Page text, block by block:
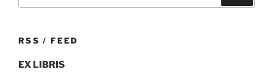
RSS / FEED
EX LIBRIS